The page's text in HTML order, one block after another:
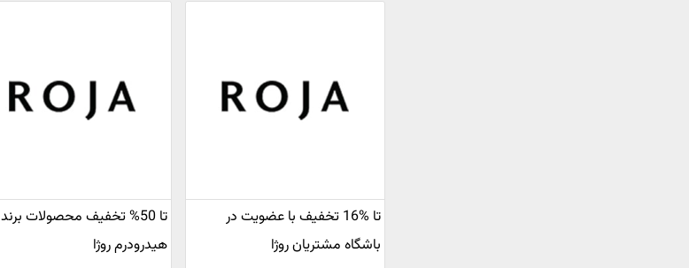
تا %16 تخفیف با عضویت در
باشگاه مشتریان روژا
تا 50% تخفیف محصولات برند
هیدرودرم روژا